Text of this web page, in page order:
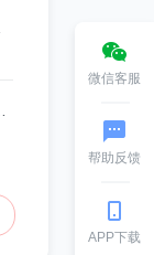
微信客服
帮助反馈
APP下载